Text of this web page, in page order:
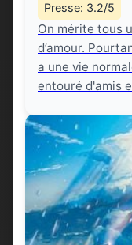
Presse: 3.2/5
On mérite tous
d’amour.
a une vie
entouré d'amis